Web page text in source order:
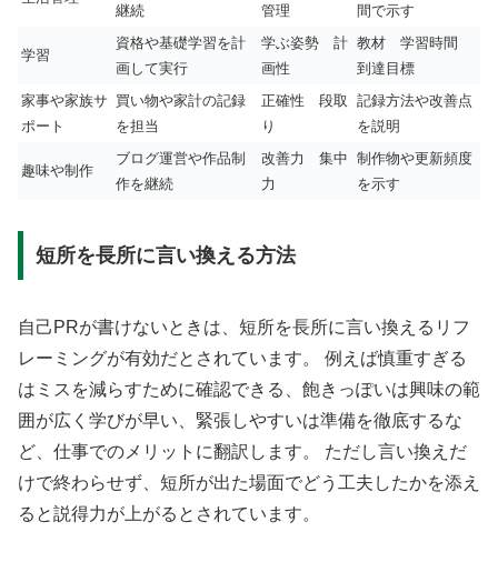
継続
管理 間で示す
学習
資格や基礎学習を計
画して実行
学ぶ姿勢 計
画性
教材 学習時間
到達目標
家事や家族サ
ポート
買い物や家計の記録
を担当
正確性 段取
り
記録方法や改善点
を説明
趣味や制作
ブログ運営や作品制
作を継続
改善力 集中
力
制作物や更新頻度
を示す
短所を長所に言い換える方法
自己PRが書けないときは、短所を長所に言い換えるリフ
レーミングが有効だとされています。 例えば慎重すぎる
はミスを減らすために確認できる、飽きっぽいは興味の範
囲が広く学びが早い、緊張しやすいは準備を徹底するな
ど、仕事でのメリットに翻訳します。 ただし言い換えだ
けで終わらせず、短所が出た場面でどう工夫したかを添え
ると説得力が上がるとされています。